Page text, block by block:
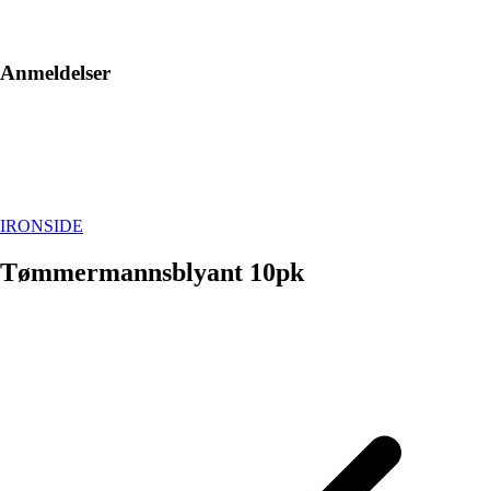
Anmeldelser
IRONSIDE
Tømmermannsblyant 10pk